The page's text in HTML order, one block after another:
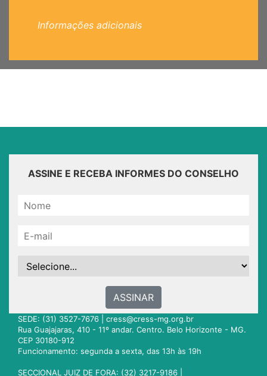
Informações adicionais
ASSINE E RECEBA INFORMES DO CONSELHO
ASSINAR
SEDE: (31) 3527-7676 | cress@cress-mg.org.br
Rua Guajajaras, 410 - 11º andar. Centro. Belo Horizonte - MG.
CEP 30180-912
Funcionamento: segunda a sexta, das 13h às 19h
SECCIONAL JUIZ DE FORA: (32) 3217-9186 |